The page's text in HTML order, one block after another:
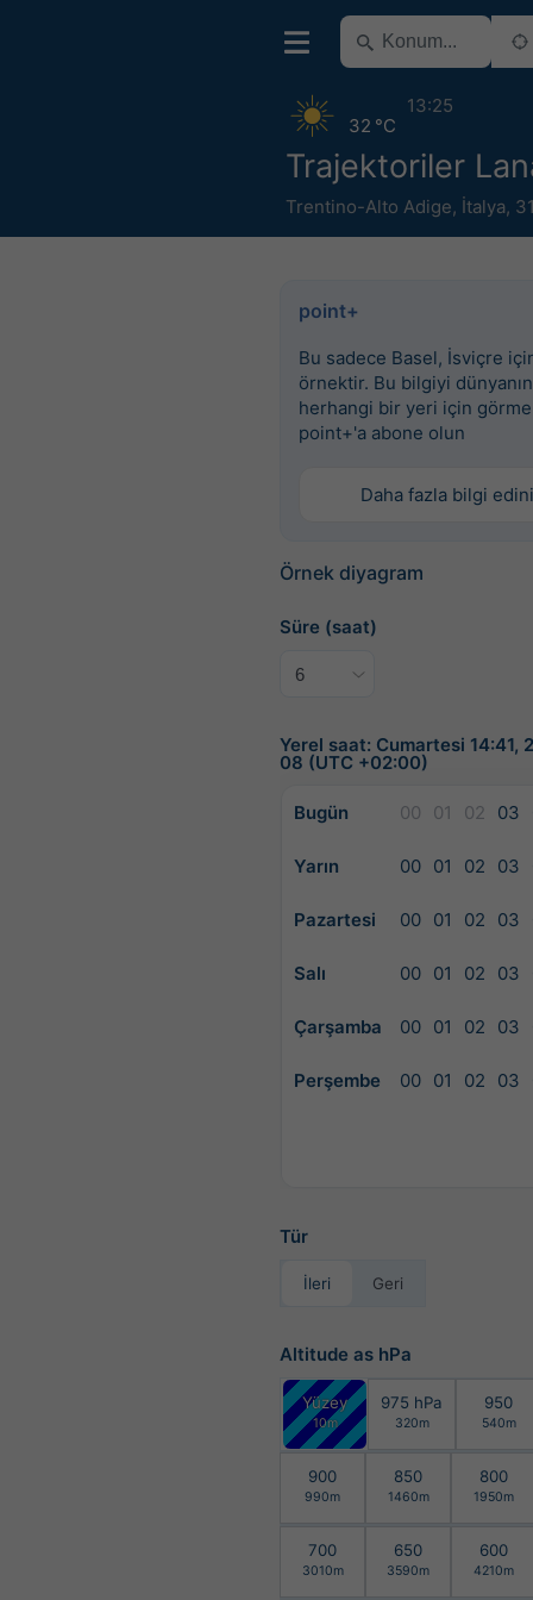
Trajektoriler
Trentino-Alto Adige, İtalya,
32 °C
13:25
point+
Bu sadece Basel, İsviçre
örnektir. Bu bilgiyi dünyanın
herhangi bir yeri için
point+'a abone olun
Daha fazla bilgi
Örnek diyagram
Süre (saat)
Yerel saat: Cumartesi 14:41,
08 (UTC +02:00)
Bugün 00 01 02 03
Yarın 00 01 02 03
Pazartesi 00 01 02 03
Salı 00 01 02 03
Çarşamba 00 01 02 03
Perşembe 00 01 02 03
Tür
İleri Geri
Altitude as hPa
Yüzey
10m
975 hPa
320m
950
540m
900
990m
850
1460m
800
1950m
700
3010m
650
3590m
600
4210m